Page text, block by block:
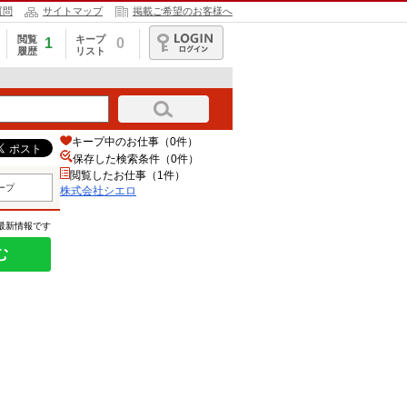
問 サイトマップ 掲載ご希望のお客様へ
閲覧
履歴
1
キープ
リスト
0
ログイン
プ
新情報です
キープ中のお仕事（0件）
保存した検索条件（0件）
閲覧したお仕事（1件）
株式会社シエロ